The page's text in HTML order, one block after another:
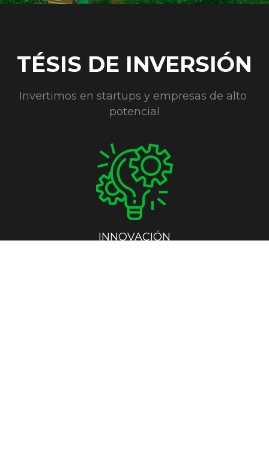
TÉSIS DE INVERSIÓN
Invertimos en startups y empresas de alto
potencial
INNOVACIÓN